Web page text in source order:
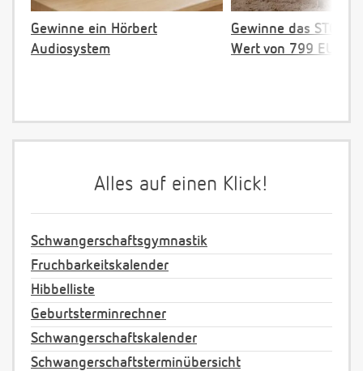
Gewinne ein Hörbert
Audiosystem
Gewinne das
Wert von 799 EUR
Alles auf einen Klick!
Schwangerschaftsgymnastik
Fruchbarkeitskalender
Hibbelliste
Geburtsterminrechner
Schwangerschaftskalender
Schwangerschaftsterminübersicht